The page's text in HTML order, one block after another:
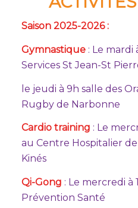
Saison 2025-2026 :
Gymnastique : Le mardi
Services St Jean-St
le jeudi à 9h salle des
Rugby de Narbonne
Cardio training : Le
au Centre Hospitalier
Kinés
Qi-Gong : Le mercredi à
Prévention Santé